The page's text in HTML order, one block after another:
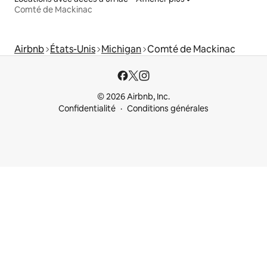
Comté de Mackinac
Airbnb États-Unis Michigan Comté de Mackinac
© 2026 Airbnb, Inc.
Confidentialité
Conditions générales